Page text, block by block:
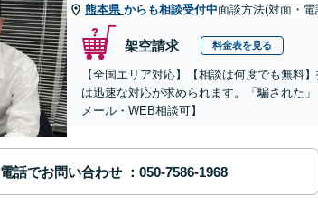
熊本県 からも相談受付中面談方法(対面・
架空請求 料金表を見る
【全国エリア対応】【相談は何度でも無料
は迅速な対応が求められます。「騙された
メール・WEB相談可】
電話でお問い合わせ